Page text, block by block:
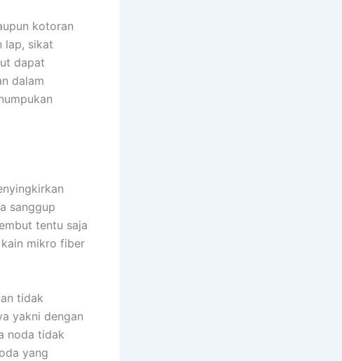
kotoran
lap, sikat
dapat
dalam
sanggup
tentu saja
mikro fiber
tidak
yakni dengan
noda tidak
yang